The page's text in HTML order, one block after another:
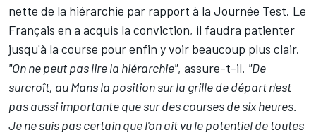
nette de la hiérarchie par rapport à la Journée Test. Le
Français en a acquis la conviction, il faudra patienter
jusqu'à la course pour enfin y voir beaucoup plus clair.
"On ne peut pas lire la hiérarchie", assure-t-il. "De
surcroît, au Mans la position sur la grille de départ n'est
pas aussi importante que sur des courses de six heures.
Je ne suis pas certain que l'on ait vu le potentiel de toutes